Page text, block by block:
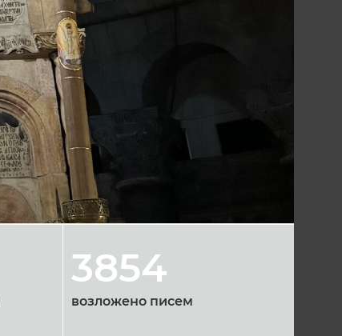
3854
возложено писем